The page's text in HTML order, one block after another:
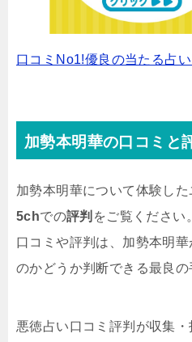
口コミNo1!優良の当たる占い
加勢本明華の口コミと
加勢本明華について体験し
5chでの評判 をご覧ください。
口コミや評判は、加勢本明
のかどうか判断できる最良の
悪徳占い口コミ評判が収集・